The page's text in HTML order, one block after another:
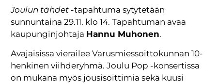
Joulun tähdet -tapahtuma sytytetään
sunnuntaina 29.11. klo 14. Tapahtuman avaa
kaupunginjohtaja Hannu Muhonen.
Avajaisissa vierailee Varusmiessoittokunnan 10-
henkinen viihderyhmä. Joulu Pop -konsertissa
on mukana myös jousisoittimia sekä kuusi